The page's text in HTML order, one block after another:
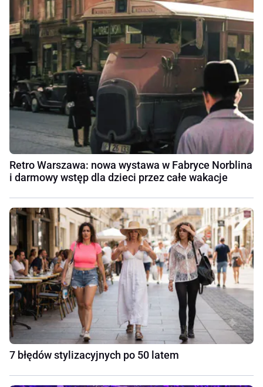
Retro Warszawa: nowa wystawa w Fabryce Norblina
i darmowy wstęp dla dzieci przez całe wakacje
7 błędów stylizacyjnych po 50 latem